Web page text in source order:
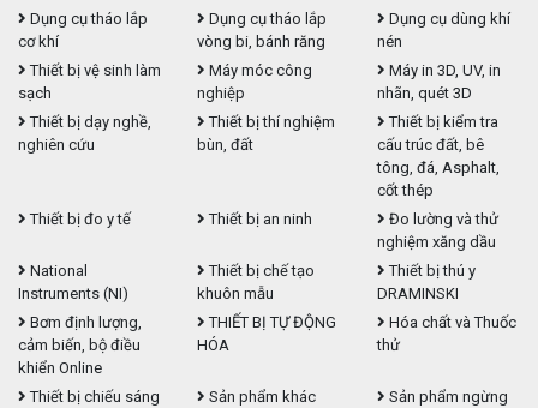
Dụng cụ tháo lắp
cơ khí
Dụng cụ tháo lắp
vòng bi, bánh răng
Dụng cụ dùng khí
nén
Thiết bị vệ sinh làm
sạch
Máy móc công
nghiệp
Máy in 3D, UV, in
nhãn, quét 3D
Thiết bị dạy nghề,
nghiên cứu
Thiết bị thí nghiệm
bùn, đất
Thiết bị kiểm tra
cấu trúc đất, bê
tông, đá, Asphalt,
cốt thép
Thiết bị đo y tế
Thiết bị an ninh
Đo lường và thử
nghiệm xăng dầu
National
Instruments (NI)
Thiết bị chế tạo
khuôn mẫu
Thiết bị thú y
DRAMINSKI
Bơm định lượng,
cảm biến, bộ điều
khiển Online
THIẾT BỊ TỰ ĐỘNG
HÓA
Hóa chất và Thuốc
thử
Thiết bị chiếu sáng
Sản phẩm khác
Sản phẩm ngừng